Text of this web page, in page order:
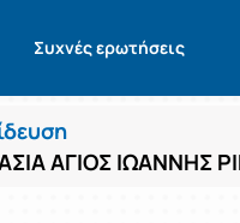
Συχνές ερωτήσεις
ΑΓΙΟΣ ΙΩΑΝΝΗΣ